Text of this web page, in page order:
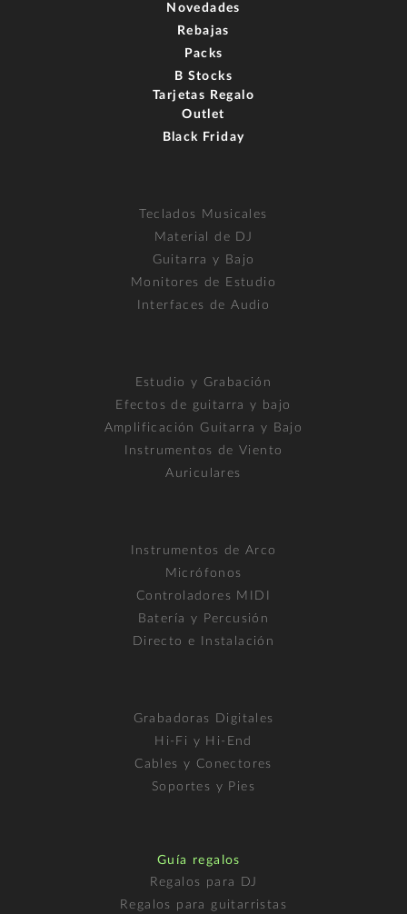
Novedades
Rebajas
Packs
B Stocks
Tarjetas Regalo
Outlet
Black Friday
Teclados Musicales
Material de DJ
Guitarra y Bajo
Monitores de Estudio
Interfaces de Audio
Estudio y Grabación
Efectos de guitarra y bajo
Amplificación Guitarra y Bajo
Instrumentos de Viento
Auriculares
Instrumentos de Arco
Micrófonos
Controladores MIDI
Batería y Percusión
Directo e Instalación
Grabadoras Digitales
Hi-Fi y Hi-End
Cables y Conectores
Soportes y Pies
Guía regalos
Regalos para DJ
Regalos para guitarristas